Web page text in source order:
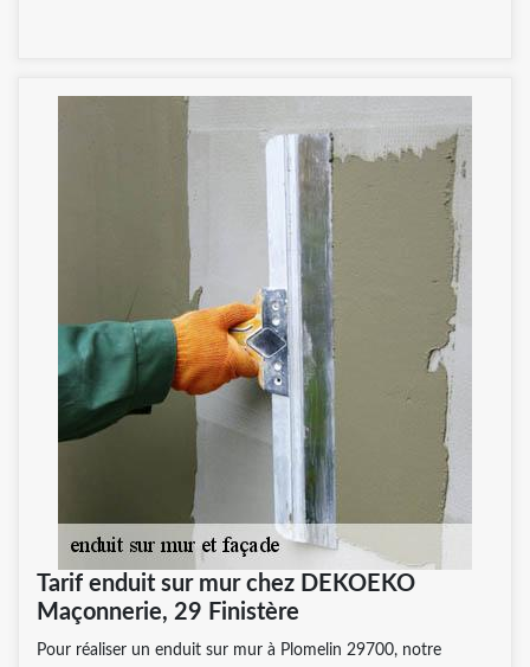
Tarif enduit sur mur chez DEKOEKO
Maçonnerie, 29 Finistère
Pour réaliser un enduit sur mur à Plomelin 29700, notre